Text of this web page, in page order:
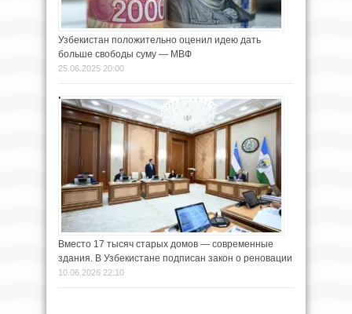
Узбекистан положительно оценил идею дать
больше свободы суму — МВФ
25.06.2025 20:00
Вместо 17 тысяч старых домов — современные
здания. В Узбекистане подписан закон о реновации
10.06.2026 22:10